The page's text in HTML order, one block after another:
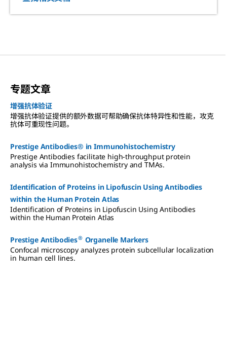
专题文章
增强抗体验证
增强抗体验证提供的额外数据可帮助确保抗体特异性和性能，攻克
抗体可重现性问题。
Prestige Antibodies® in Immunohistochemistry
Prestige Antibodies facilitate high-throughput protein
analysis via Immunohistochemistry and TMAs.
Identification of Proteins in Lipofuscin Using Antibodies
within the Human Protein Atlas
Identification of Proteins in Lipofuscin Using Antibodies
within the Human Protein Atlas
Prestige Antibodies® Organelle Markers
Confocal microscopy analyzes protein subcellular localization
in human cell lines.